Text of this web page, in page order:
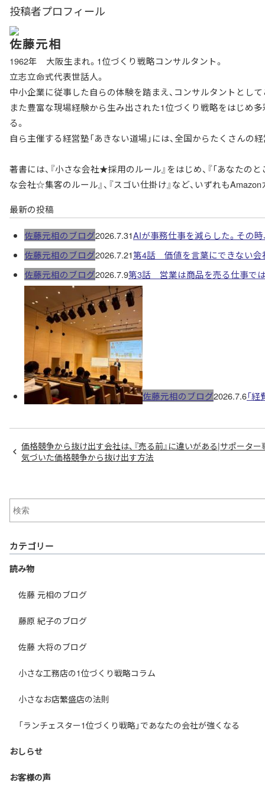
投稿者プロフィール
佐藤元相
1962年 大阪生まれ。1位づくり戦略コンサルタント。
立志立命式代表世話人。
中小企業に従事した自らの体験を踏まえ、コンサルタントとし
また豊富な現場経験から生み出された1位づくり戦略をはじめ
る。
自ら主催する経営塾「あきない道場」には、全国からたくさん
著書には、『小さな会社★採用のルール』をはじめ、『「あなたの
な会社☆集客のルール』、『スゴい仕掛け』など、いずれも
最新の投稿
佐藤元相のブログ2026.7.31AIが事務仕事を減らした。その
佐藤元相のブログ2026.7.21第4話 価値を言葉にできない会
佐藤元相のブログ2026.7.9第3話 営業は商品を売る仕事で
佐藤元相のブログ2026.7.6「
価格競争から抜け出す会社は、『売る前』に違いがある|サポータ
気づいた価格競争から抜け出す方法
カテゴリー
読み物
佐藤 元相のブログ
藤原 紀子のブログ
佐藤 大将のブログ
小さな工務店の1位づくり戦略コラム
小さなお店繁盛店の法則
「ランチェスター1位づくり戦略」であなたの会社が強くなる
おしらせ
お客様の声